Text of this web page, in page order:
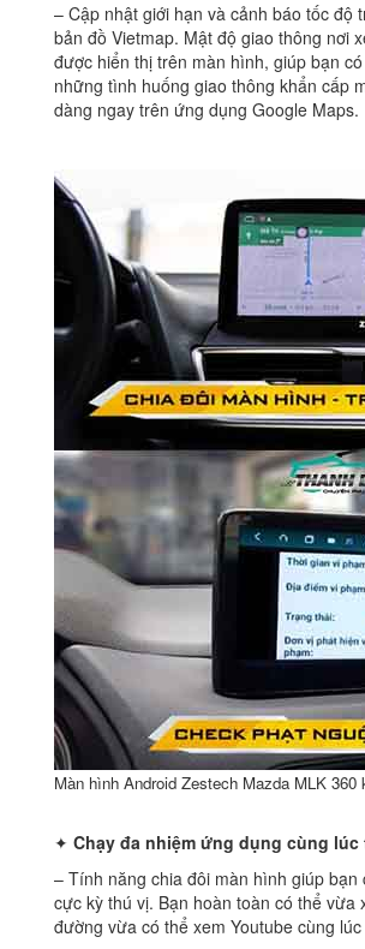
– Cập nhật giới hạn và cảnh báo tốc độ
bản đồ Vietmap. Mật độ giao thông nơi
được hiển thị trên màn hình, giúp bạn
những tình huống giao thông khẩn cấp
dàng ngay trên ứng dụng Google Maps.
Màn hình Android Zestech Mazda MLK
✦ Chạy đa nhiệm ứng dụng cùng lúc
– Tính năng chia đôi màn hình giúp bạn
cực kỳ thú vị. Bạn hoàn toàn có thể vừa
đường vừa có thể xem Youtube cùng